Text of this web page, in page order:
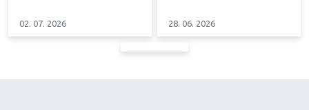
02. 07. 2026 28. 06. 2026